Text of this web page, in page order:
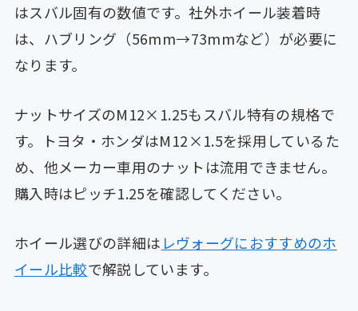
はスバル固有の数値です。社外ホイール装着時
は、ハブリング（56mm→73mmなど）が必要に
なります。
ナットサイズのM12×1.25もスバル特有の規格で
す。トヨタ・ホンダはM12×1.5を採用しているた
め、他メーカー車用のナットは流用できません。
購入時はピッチ1.25を確認してください。
ホイール選びの詳細は レヴォーグにおすすめのホ
イール比較で解説しています。